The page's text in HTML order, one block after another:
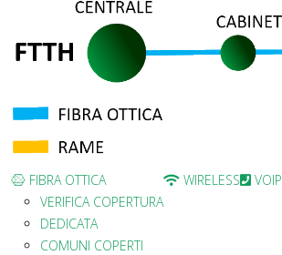
FIBRA OTTICA
VERIFICA COPERTURA
DEDICATA
COMUNI COPERTI
WIRELESS VOIP